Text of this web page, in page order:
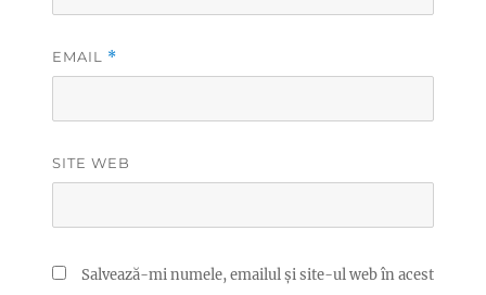
EMAIL *
SITE WEB
Salvează-mi numele, emailul și site-ul web în acest